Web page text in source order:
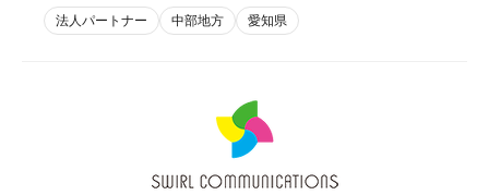
法人パートナー 中部地方 愛知県